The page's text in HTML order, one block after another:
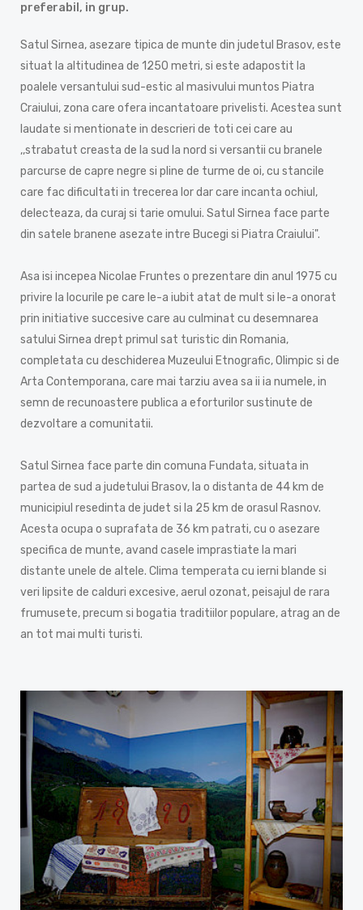
preferabil, in grup.
Satul Sirnea, asezare tipica de munte din judetul Brasov, este
situat la altitudinea de 1250 metri, si este adapostit la
poalele versantului sud-estic al masivului muntos Piatra
Craiului, zona care ofera incantatoare privelisti. Acestea sunt
laudate si mentionate in descrieri de toti cei care au
,,strabatut creasta de la sud la nord si versantii cu branele
parcurse de capre negre si pline de turme de oi, cu stancile
care fac dificultati in trecerea lor dar care incanta ochiul,
delecteaza, da curaj si tarie omului. Satul Sirnea face parte
din satele branene asezate intre Bucegi si Piatra Craiului".
Asa isi incepea Nicolae Fruntes o prezentare din anul 1975 cu
privire la locurile pe care le-a iubit atat de mult si le-a onorat
prin initiative succesive care au culminat cu desemnarea
satului Sirnea drept primul sat turistic din Romania,
completata cu deschiderea Muzeului Etnografic, Olimpic si de
Arta Contemporana, care mai tarziu avea sa ii ia numele, in
semn de recunoastere publica a eforturilor sustinute de
dezvoltare a comunitatii.
Satul Sirnea face parte din comuna Fundata, situata in
partea de sud a judetului Brasov, la o distanta de 44 km de
municipiul resedinta de judet si la 25 km de orasul Rasnov.
Acesta ocupa o suprafata de 36 km patrati, cu o asezare
specifica de munte, avand casele imprastiate la mari
distante unele de altele. Clima temperata cu ierni blande si
veri lipsite de calduri excesive, aerul ozonat, peisajul de rara
frumusete, precum si bogatia traditiilor populare, atrag an de
an tot mai multi turisti.